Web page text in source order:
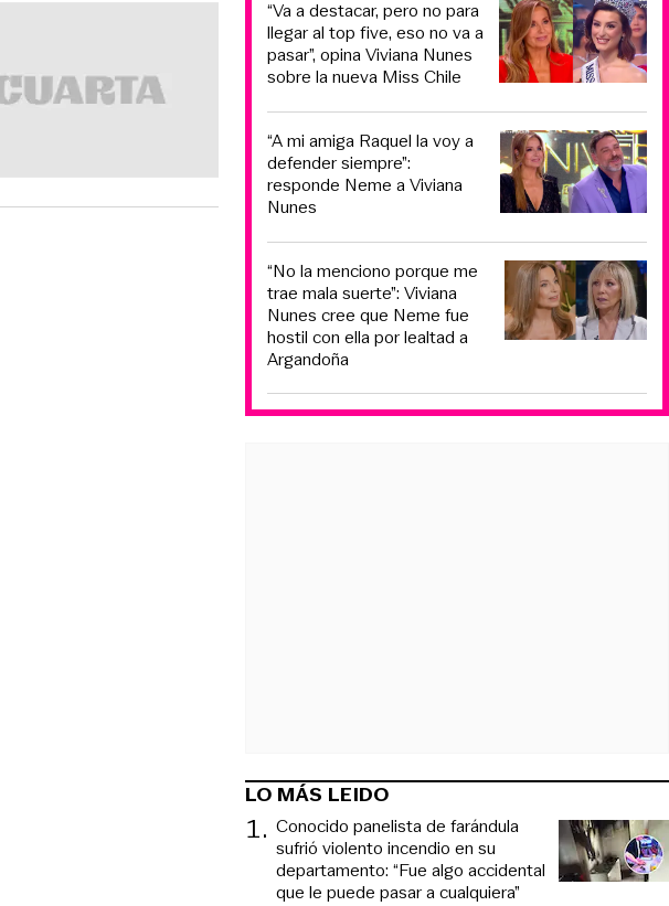
“Va a destacar, pero no para
llegar al top five, eso no va a
pasar”, opina Viviana Nunes
sobre la nueva Miss Chile
“A mi amiga Raquel la voy a
defender siempre”:
responde Neme a Viviana
Nunes
“No la menciono porque me
trae mala suerte”: Viviana
Nunes cree que Neme fue
hostil con ella por lealtad a
Argandoña
LO MÁS LEIDO
1. Conocido panelista de farándula
sufrió violento incendio en su
departamento: “Fue algo accidental
que le puede pasar a cualquiera”